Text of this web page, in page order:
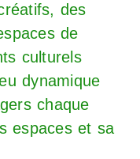
des
de
culturels
dynamique
chaque
espaces et sa